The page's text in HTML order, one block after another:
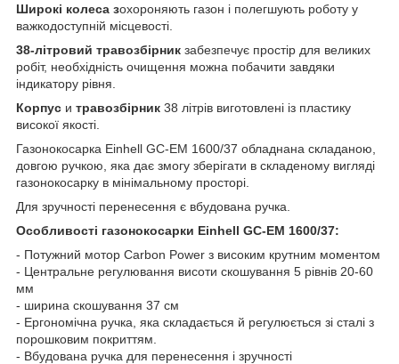
Широкі колеса зохороняють газон і полегшують роботу у
важкодоступній місцевості.
38-літровий травозбірник забезпечує простір для великих
робіт, необхідність очищення можна побачити завдяки
індикатору рівня.
Корпус и травозбірник 38 літрів виготовлені із пластику
високої якості.
Газонокосарка Einhell GC-EM 1600/37 обладнана складаною,
довгою ручкою, яка дає змогу зберігати в складеному вигляді
газонокосарку в мінімальному просторі.
Для зручності перенесення є вбудована ручка.
Особливості газонокосарки Einhell GC-EM 1600/37:
- Потужний мотор Carbon Power з високим крутним моментом
- Центральне регулювання висоти скошування 5 рівнів 20-60
мм
- ширина скошування 37 см
- Ергономічна ручка, яка складається й регулюється зі сталі з
порошковим покриттям.
- Вбудована ручка для перенесення і зручності